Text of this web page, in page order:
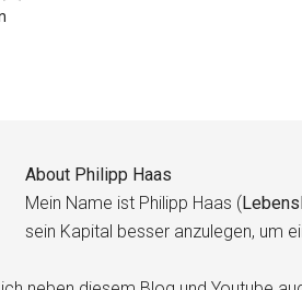
About Philipp Haas
Mein Name ist Philipp Haas (
sein Kapital besser anzulegen, um